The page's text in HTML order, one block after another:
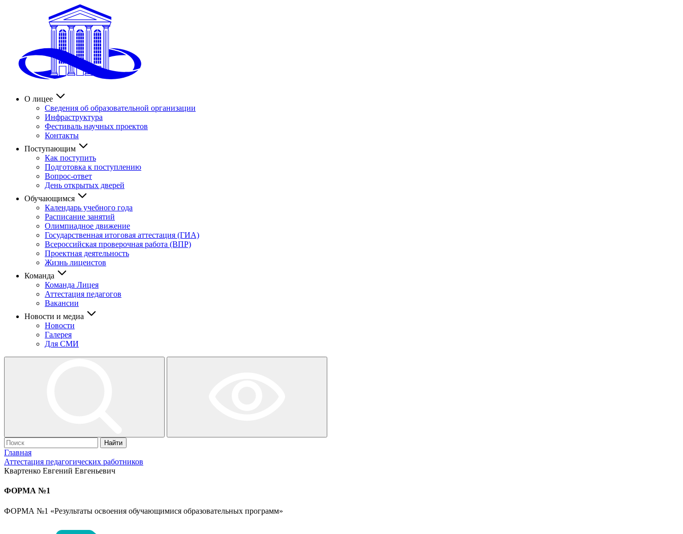
О лицее
Сведения об образовательной организации
Инфраструктура
Фестиваль научных проектов
Контакты
Поступающим
Как поступить
Подготовка к поступлению
Вопрос-ответ
День открытых дверей
Обучающимся
Календарь учебного года
Расписание занятий
Олимпиадное движение
Государственная итоговая аттестация (ГИА)
Всероссийская проверочная работа (ВПР)
Проектная деятельность
Жизнь лицеистов
Команда
Команда Лицея
Аттестация педагогов
Вакансии
Новости и медиа
Новости
Галерея
Для СМИ
Найти
Главная
Аттестация педагогических работников
Квартенко Евгений Евгеньевич
ФОРМА №1
ФОРМА №1 «Результаты освоения обучающимися образовательных программ»